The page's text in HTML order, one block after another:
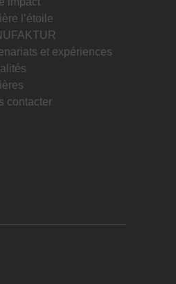
l’étoile
et expériences
contacter